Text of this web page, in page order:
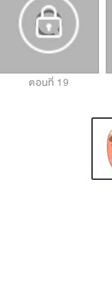
ตอนที่ 19